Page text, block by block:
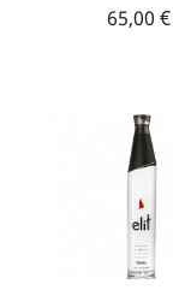
65,00 €